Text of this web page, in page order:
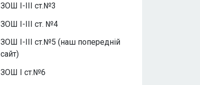
ЗОШ І-ІІІ ст.№3
ЗОШ І-ІІІ ст. №4
ЗОШ І-ІІІ ст.№5 (наш попередній
сайт)
ЗОШ І ст.№6